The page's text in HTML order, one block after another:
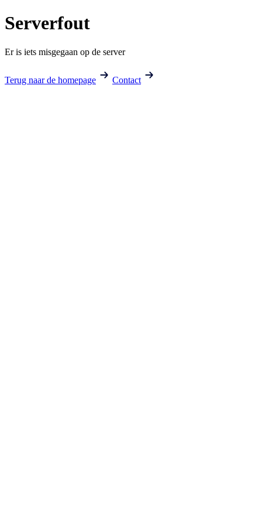
Serverfout
Er is iets misgegaan op de server
Terug naar de homepage Contact